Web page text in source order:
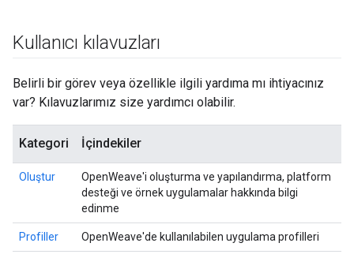
Kullanıcı kılavuzları
Belirli bir görev veya özellikle ilgili yardıma mı ihtiyacınız
var? Kılavuzlarımız size yardımcı olabilir.
Kategori İçindekiler
Oluştur
OpenWeave'i oluşturma ve yapılandırma, platform
desteği ve örnek uygulamalar hakkında bilgi
edinme
Profiller OpenWeave'de kullanılabilen uygulama profilleri